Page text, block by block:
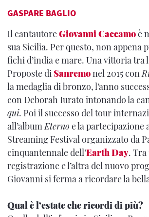
GASPARE BAGLIO
Il cantautoreGiovanni Caccamoè
sua Sicilia. Per questo, non appena
fichi d’india e mare. Una vittoria tra
Proposte diSanremonel 2015 con
la medaglia di bronzo, l’anno
con Deborah Iurato intonando la
qui. Poi il successo del tour
all’albumEterno e la partecipazione
Streaming Festival organizzato da
cinquantennale dell’Earth Day. Tra
registrazione e l’altra del nuovo
Giovanni si ferma a ricordare la
Qual è l’estate che ricordi di più?